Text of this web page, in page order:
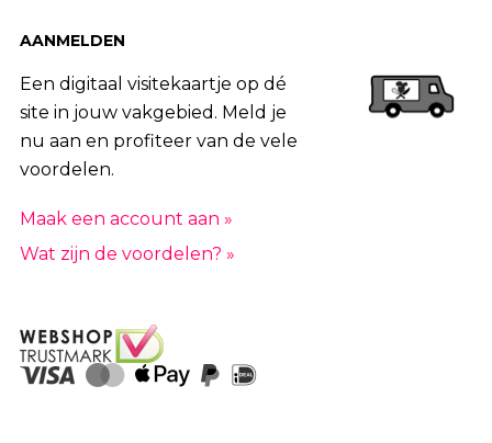
AANMELDEN
Een digitaal visitekaartje op dé
site in jouw vakgebied. Meld je
nu aan en profiteer van de vele
voordelen.
Maak een account aan »
Wat zijn de voordelen? »